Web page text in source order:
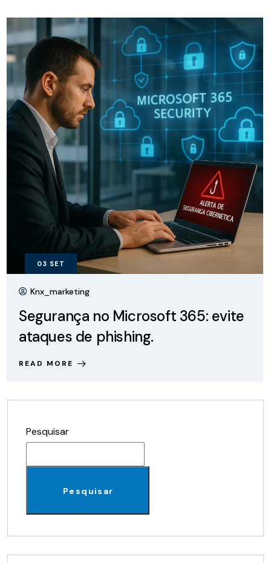
03 SET
Knx_marketing
Segurança no Microsoft 365: evite
ataques de phishing.
READ MORE
Pesquisar
Pesquisar